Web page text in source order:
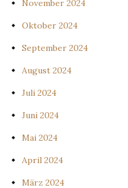
November 2024
Oktober 2024
September 2024
August 2024
Juli 2024
Juni 2024
Mai 2024
April 2024
März 2024